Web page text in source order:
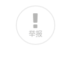
举报